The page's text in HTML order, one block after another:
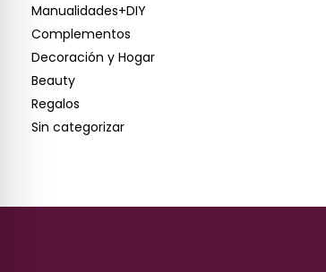
Manualidades+DIY
Complementos
Decoración y Hogar
Beauty
Regalos
Sin categorizar